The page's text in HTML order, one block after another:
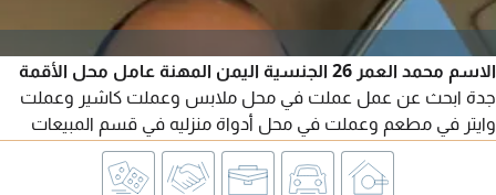
الاسم محمد العمر 26 الجنسية اليمن المهنة عامل محل الأقمة
جدة ابحث عن عمل عملت في محل ملابس وعملت كاشير وعملت
وايتر في مطعم وعملت في محل أدواة منزليه في قسم المبيعات